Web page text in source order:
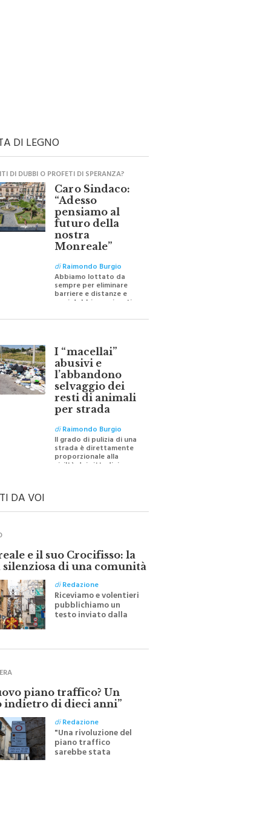
DI LEGNO
DI DUBBI O PROFETI DI SPERANZA?
Caro Sindaco:
“Adesso
pensiamo al
futuro della
nostra
Monreale”
diRaimondo Burgio
Abbiamo lottato da
sempre per eliminare
barriere e distanze e
oggi dobbiamo ripartire
I “macellai”
abusivi e
l’abbandono
selvaggio dei
resti di animali
per strada
diRaimondo Burgio
Il grado di pulizia di una
strada è direttamente
proporzionale alla
civiltà dei cittadini
DA VOI
e il suo Crocifisso: la
di una comunità
diRedazione
Riceviamo e volentieri
pubblichiamo un
testo inviato dalla
scrittrice monrealese
Festa del Santissimo
piano traffico? Un
indietro di dieci anni”
diRedazione
"Una rivoluzione del
piano traffico
sarebbe stata
efficace se preceduta